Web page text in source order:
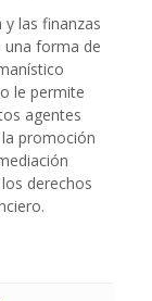
las finanzas
forma de
le permite
agentes
promoción
derechos